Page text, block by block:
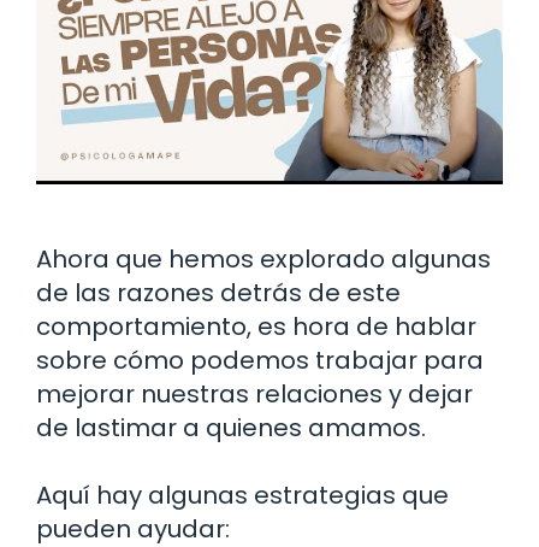
Ahora que hemos explorado algunas
de las razones detrás de este
comportamiento, es hora de hablar
sobre cómo podemos trabajar para
mejorar nuestras relaciones y dejar
de lastimar a quienes amamos.
Aquí hay algunas estrategias que
pueden ayudar: